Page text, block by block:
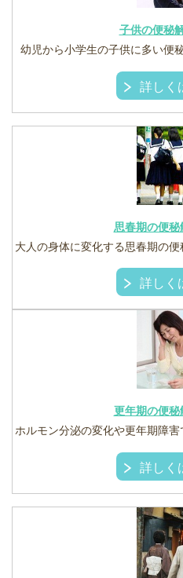
子供の便秘
幼児から小学生の子供に多い便
詳しく
思春期の便秘
大人の身体に変化する思春期の
詳しく
更年期の便秘
ホルモン分泌の変化や更年期障
詳しく